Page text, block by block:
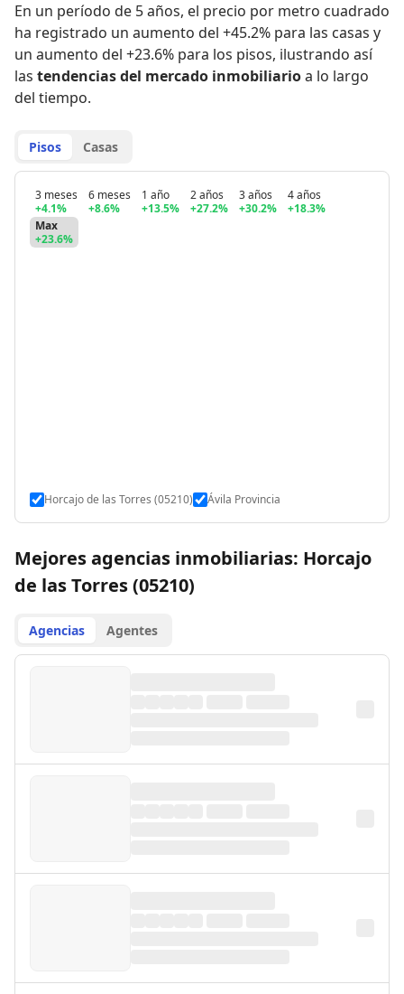
En un período de 5 años, el precio por metro cuadrado
ha registrado un aumento del +45.2% para las casas y
un aumento del +23.6% para los pisos, ilustrando así
las tendencias del mercado inmobiliarioa lo largo
del tiempo.
Pisos Casas
3 meses
+4.1%
6 meses
+8.6%
1 año
+13.5%
2 años
+27.2%
3 años
+30.2%
4 años
+18.3%
Max
+23.6%
Horcajo de las Torres (05210) Ávila Provincia
Mejores agencias inmobiliarias: Horcajo
de las Torres (05210)
Agencias Agentes